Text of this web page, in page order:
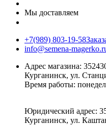
Мы доставляем
+7(989) 803-19-58
info@semena-
Адрес магазина:
Курганинск, ул.
Время работы:
Юридический адрес:
Курганинск, ул.